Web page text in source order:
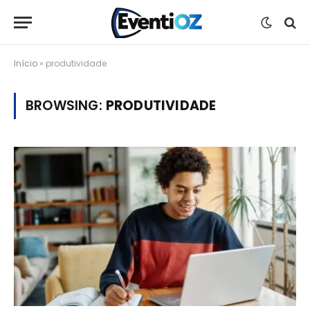
Início » produtividade
BROWSING: PRODUTIVIDADE